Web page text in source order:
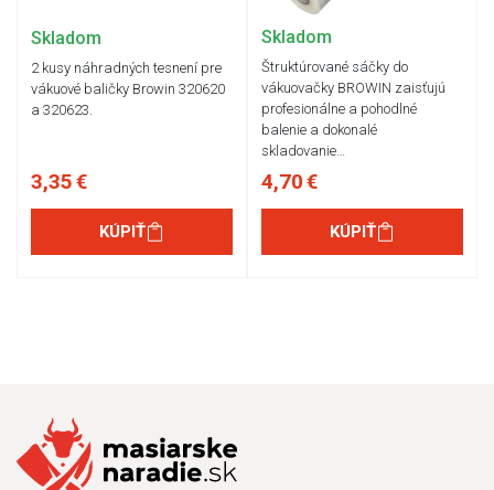
Skladom
2 kusy náhradných tesnení pre
vákuové baličky Browin 320620
a 320623.
3,35 €
KÚPIŤ
Skladom
Štruktúrované sáčky do
vákuovačky BROWIN zaisťujú
profesionálne a pohodlné
balenie a dokonalé
skladovanie…
4,70 €
KÚPIŤ